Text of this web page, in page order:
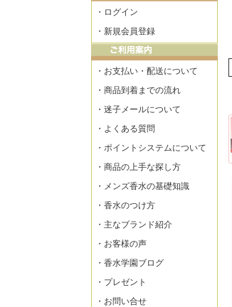
・ ログイン
・ 新規会員登録
・ お支払い・配送について
・ 商品到着までの流れ
・ 迷子メールについて
・ よくある質問
・ ポイントシステムについて
・ 商品の上手な探し方
・ メンズ香水の基礎知識
・ 香水のつけ方
・ 主なブランド紹介
・ お客様の声
・ 香水学園ブログ
・ プレゼント
・ お問い合せ